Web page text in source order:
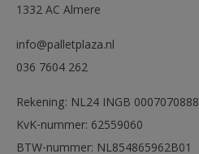
1332 AC Almere
info@palletplaza.nl
036 7604 262
Rekening: NL24 INGB 0007070888
KvK-nummer: 62559060
BTW-nummer: NL854865962B01